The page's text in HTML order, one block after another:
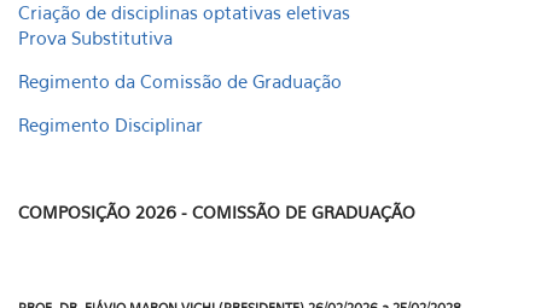
Criação de disciplinas optativas eletivas
Prova Substitutiva
Regimento da Comissão de Graduação
Regimento Disciplinar
COMPOSIÇÃO 2026 - COMISSÃO DE GRADUAÇÃO